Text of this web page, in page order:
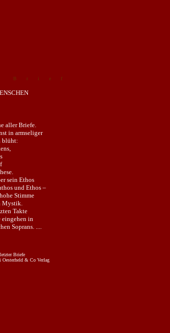
Brief
aller Briefe.
in armseliger
blüht:
sein Ethos
und Ethos –
Stimme
Mystik.
Takte
eingehen in
Soprans. ....
Briefe
Oesterheld & Co Verlag